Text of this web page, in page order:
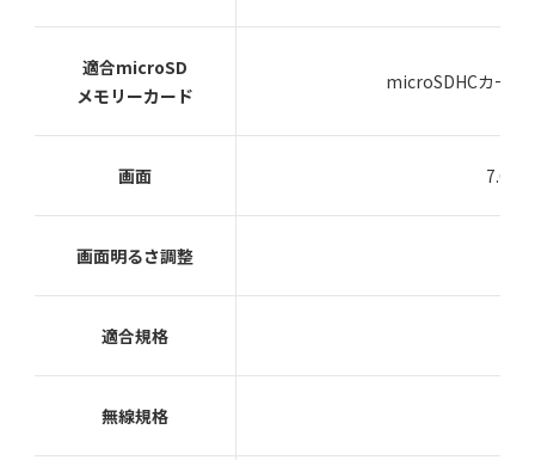
適合microSD
メモリーカード
microSDHCカー
画面 7.0型
画面明るさ調整
適合規格
無線規格